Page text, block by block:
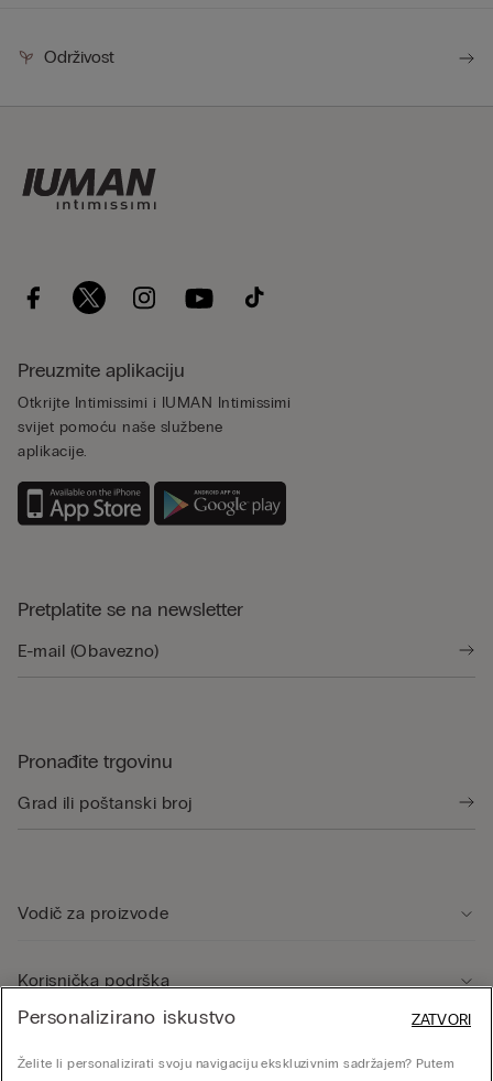
Održivost
Preuzmite aplikaciju
Otkrijte Intimissimi i IUMAN Intimissimi
svijet pomoću naše službene
aplikacije.
Pretplatite se na newsletter
Pronađite trgovinu
Vodič za proizvode
Korisnička podrška
Personalizirano iskustvo
Želite li personalizirati svoju navigaciju ekskluzivnim sadržajem? Putem
ZATVORI